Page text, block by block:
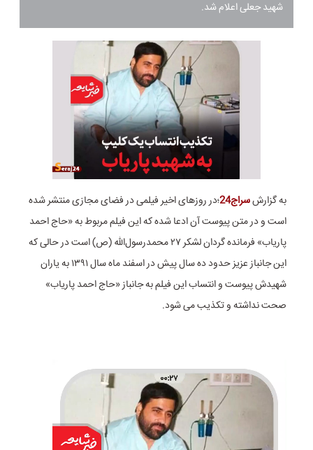
شهید جعلی اعلام شد.
به گزارشسراج24
؛در روزهای اخیر فیلمی در فضای مجازی منتشر شده
است و در متن پیوست آن ادعا شده که این فیلم مربوط به «حاج احمد
پاریاب» فرمانده گردان لشکر ۲۷ محمدرسول‌الله (ص) است در حالی که
این جانباز عزیز حدود ده سال پیش در اسفند ماه سال ۱۳۹۱ به یاران
شهیدش پیوست و انتساب این فیلم به جانباز «حاج احمد پاریاب»
صحت نداشته و تکذیب می شود.